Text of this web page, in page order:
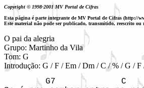
Copyright © 1998-2001 MV Portal de Cifras
Esta página é parte integrante de MV Portal de Cifras (http://
Este material não pode ser publicado, transmitido, reescrito
O pai da alegria
Grupo: Martinho da Vila
Tom: G
Introdução: G / F / Em / Dm / C / % / G /
G7             C